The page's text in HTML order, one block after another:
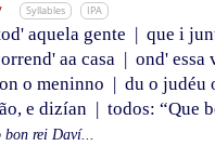
Syllables IPA
aquela gente | que i
aa casa | ond' essa
o meninno | du o judéu
e dizían | todos: “Que
bon rei Daví...